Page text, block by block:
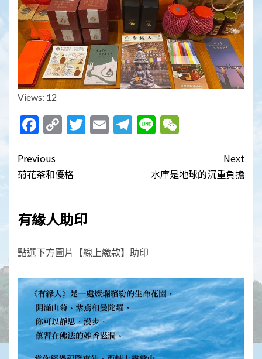
Views: 12
Facebook
Copy
Link
Twitter
EmailTelegram
Line
Post
navigation
Previous
菊花茶和優格
Next
水庫是地球的沉重負擔
有緣人助印
點選下方圖片【線上繳款】助印